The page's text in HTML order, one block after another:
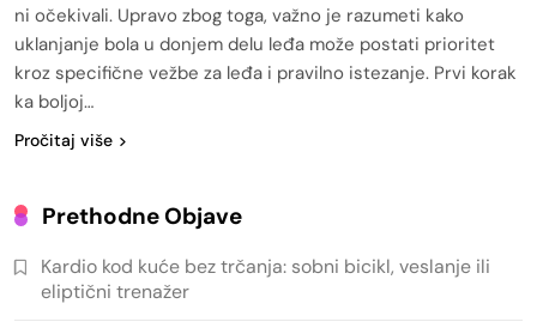
ni očekivali. Upravo zbog toga, važno je razumeti kako
uklanjanje bola u donjem delu leđa može postati prioritet
kroz specifične vežbe za leđa i pravilno istezanje. Prvi korak
ka boljoj…
Pročitaj više
Prethodne Objave
Kardio kod kuće bez trčanja: sobni bicikl, veslanje ili
eliptični trenažer